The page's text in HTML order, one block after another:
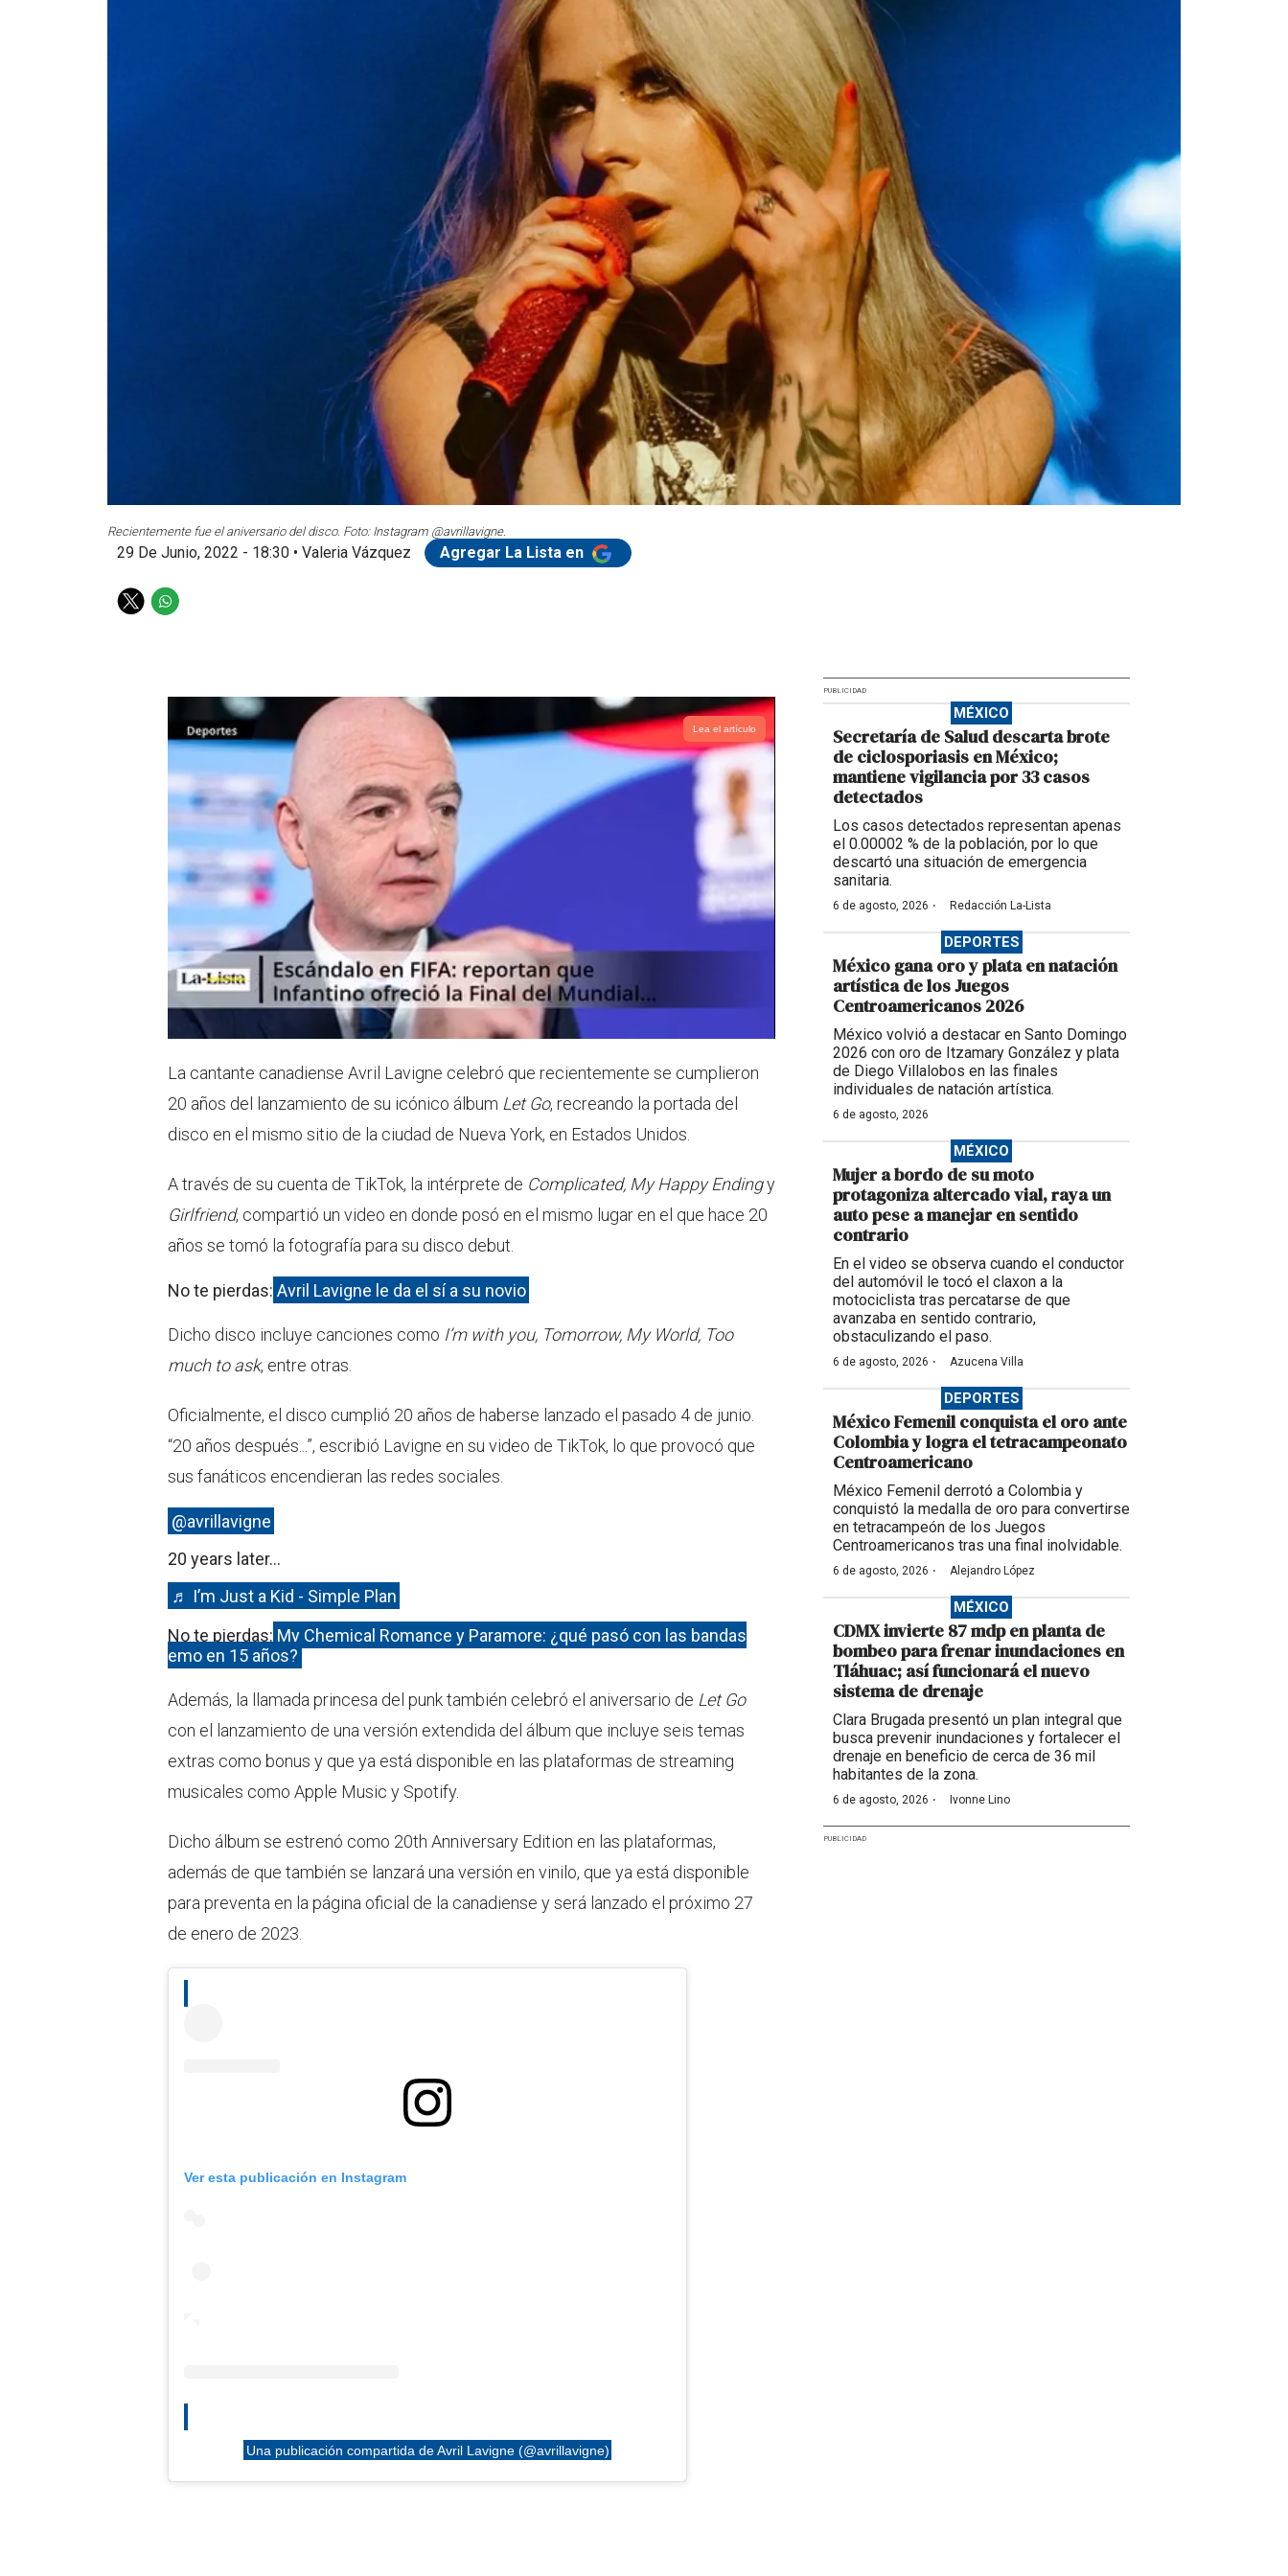
Recientemente fue el aniversario del disco. Foto: Instagram @avrillavigne.
29 De Junio, 2022 - 18:30 • Valeria Vázquez Agregar La Lista en
T
W
p
Lea el artículo
La cantante canadiense Avril Lavigne celebró que recientemente se cumplieron
20 años del lanzamiento de su icónico álbum Let Go, recreando la portada del
disco en el mismo sitio de la ciudad de Nueva York, en Estados Unidos.
A través de su cuenta de TikTok, la intérprete de Complicated, My Happy Endingy
Girlfriend, compartió un video en donde posó en el mismo lugar en el que hace 20
años se tomó la fotografía para su disco debut.
No te pierdas: Avril Lavigne le da el sí a su novio
Dicho disco incluye canciones como I’m with you, Tomorrow, My World, Too
much to ask, entre otras.
Oficialmente, el disco cumplió 20 años de haberse lanzado el pasado 4 de junio.
“20 años después...”, escribió Lavigne en su video de TikTok, lo que provocó que
sus fanáticos encendieran las redes sociales.
@avrillavigne
20 years later…
♬ I’m Just a Kid - Simple Plan
No te pierdas: My Chemical Romance y Paramore: ¿qué pasó con las bandas
emo en 15 años?
Además, la llamada princesa del punk también celebró el aniversario de Let Go
con el lanzamiento de una versión extendida del álbum que incluye seis temas
extras como bonus y que ya está disponible en las plataformas de streaming
musicales como Apple Music y Spotify.
Dicho álbum se estrenó como 20th Anniversary Edition en las plataformas,
además de que también se lanzará una versión en vinilo, que ya está disponible
para preventa en la página oficial de la canadiense y será lanzado el próximo 27
de enero de 2023.
Ver esta publicación en Instagram
Una publicación compartida de Avril Lavigne (@avrillavigne)
PUBLICIDAD
MÉXICO
Secretaría de Salud descarta brote
de ciclosporiasis en México;
mantiene vigilancia por 33 casos
detectados
Los casos detectados representan apenas
el 0.00002 % de la población, por lo que
descartó una situación de emergencia
sanitaria.
6 de agosto, 2026 · Redacción La-Lista
DEPORTES
México gana oro y plata en natación
artística de los Juegos
Centroamericanos 2026
México volvió a destacar en Santo Domingo
2026 con oro de Itzamary González y plata
de Diego Villalobos en las finales
individuales de natación artística.
6 de agosto, 2026
MÉXICO
Mujer a bordo de su moto
protagoniza altercado vial, raya un
auto pese a manejar en sentido
contrario
En el video se observa cuando el conductor
del automóvil le tocó el claxon a la
motociclista tras percatarse de que
avanzaba en sentido contrario,
obstaculizando el paso.
6 de agosto, 2026 · Azucena Villa
DEPORTES
México Femenil conquista el oro ante
Colombia y logra el tetracampeonato
Centroamericano
México Femenil derrotó a Colombia y
conquistó la medalla de oro para convertirse
en tetracampeón de los Juegos
Centroamericanos tras una final inolvidable.
6 de agosto, 2026 · Alejandro López
MÉXICO
CDMX invierte 87 mdp en planta de
bombeo para frenar inundaciones en
Tláhuac; así funcionará el nuevo
sistema de drenaje
Clara Brugada presentó un plan integral que
busca prevenir inundaciones y fortalecer el
drenaje en beneficio de cerca de 36 mil
habitantes de la zona.
6 de agosto, 2026 · Ivonne Lino
PUBLICIDAD